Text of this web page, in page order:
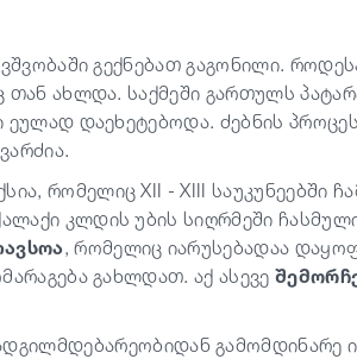
გექნებათ გაგონილი.
ახლდა. საქმეში გართულს
დაეხეტებოდა. ძებნის
რომელიც XII - XIII საუკუნეებში
კლდის უბის სიღრმეში
, რომელიც იარუსებადაა
გახლდათ. აქ ასევე
გამომდინარე